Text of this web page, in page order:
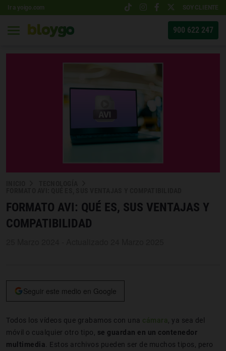
Ir a yoigo.com SOY CLIENTE
900 622 247
FORMATO AVI: QUÉ ES, SUS VENTAJAS Y
COMPATIBILIDAD
Seguir este medio en Google
Todos los vídeos que grabamos con una cámara
, ya sea del
móvil o cualquier otro tipo, se guardan en un contenedor
multimedia . Estos archivos pueden ser de muchos tipos, pero